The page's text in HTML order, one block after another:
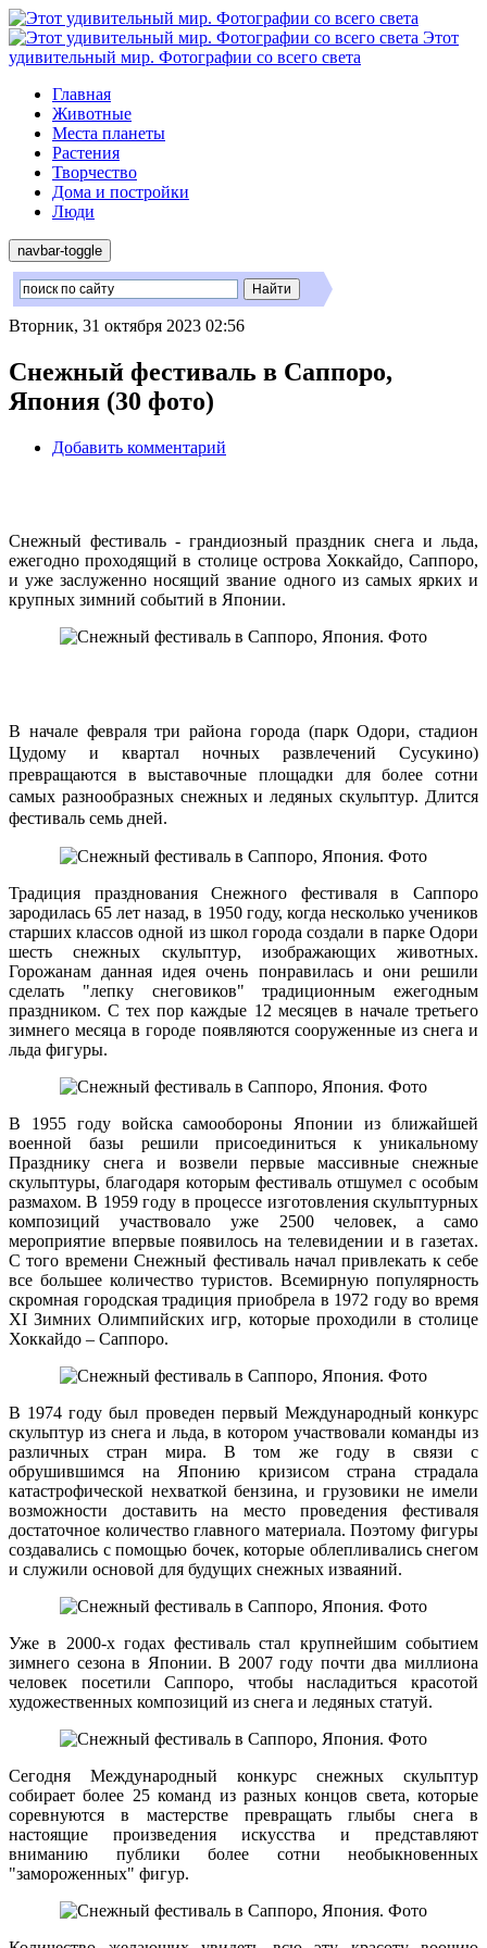
Этот
удивительный мир. Фотографии со всего света
Главная
Животные
Места планеты
Растения
Творчество
Дома и постройки
Люди
navbar-toggle
Вторник, 31 октября 2023 02:56
Снежный фестиваль в Саппоро,
Япония (30 фото)
Добавить комментарий
Снежный фестиваль - грандиозный праздник снега и льда,
ежегодно проходящий в столице острова Хоккайдо, Саппоро,
и уже заслуженно носящий звание одного из самых ярких и
крупных зимний событий в Японии.
В начале февраля три района города (парк Одори, стадион
Цудому и квартал ночных развлечений Сусукино)
превращаются в выставочные площадки для более сотни
самых разнообразных снежных и ледяных скульптур. Длится
фестиваль семь дней.
Традиция празднования Снежного фестиваля в Саппоро
зародилась 65 лет назад, в 1950 году, когда несколько учеников
старших классов одной из школ города создали в парке Одори
шесть снежных скульптур, изображающих животных.
Горожанам данная идея очень понравилась и они решили
сделать "лепку снеговиков" традиционным ежегодным
праздником. С тех пор каждые 12 месяцев в начале третьего
зимнего месяца в городе появляются сооруженные из снега и
льда фигуры.
В 1955 году войска самообороны Японии из ближайшей
военной базы решили присоединиться к уникальному
Празднику снега и возвели первые массивные снежные
скульптуры, благодаря которым фестиваль отшумел с особым
размахом. В 1959 году в процессе изготовления скульптурных
композиций участвовало уже 2500 человек, а само
мероприятие впервые появилось на телевидении и в газетах.
С того времени Снежный фестиваль начал привлекать к себе
все большее количество туристов. Всемирную популярность
скромная городская традиция приобрела в 1972 году во время
XI Зимних Олимпийских игр, которые проходили в столице
Хоккайдо – Саппоро.
В 1974 году был проведен первый Международный конкурс
скульптур из снега и льда, в котором участвовали команды из
различных стран мира. В том же году в связи с
обрушившимся на Японию кризисом страна страдала
катастрофической нехваткой бензина, и грузовики не имели
возможности доставить на место проведения фестиваля
достаточное количество главного материала. Поэтому фигуры
создавались с помощью бочек, которые облепливались снегом
и служили основой для будущих снежных изваяний.
Уже в 2000-х годах фестиваль стал крупнейшим событием
зимнего сезона в Японии. В 2007 году почти два миллиона
человек посетили Саппоро, чтобы насладиться красотой
художественных композиций из снега и ледяных статуй.
Сегодня Международный конкурс снежных скульптур
собирает более 25 команд из разных концов света, которые
соревнуются в мастерстве превращать глыбы снега в
настоящие произведения искусства и представляют
вниманию публики более сотни необыкновенных
"замороженных" фигур.